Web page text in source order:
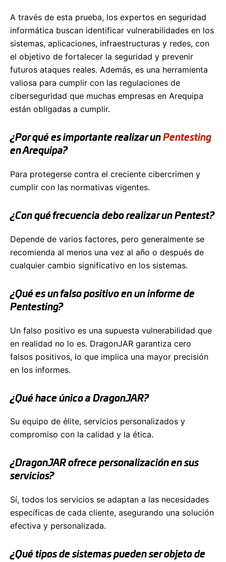
A través de esta prueba, los expertos en seguridad
informática buscan identificar vulnerabilidades en los
sistemas, aplicaciones, infraestructuras y redes, con
el objetivo de fortalecer la seguridad y prevenir
futuros ataques reales. Además, es una herramienta
valiosa para cumplir con las regulaciones de
ciberseguridad que muchas empresas en Arequipa
están obligadas a cumplir.
¿Por qué es importante realizar un Pentesting
en Arequipa?
Para protegerse contra el creciente cibercrimen y
cumplir con las normativas vigentes.
¿Con qué frecuencia debo realizar un Pentest?
Depende de varios factores, pero generalmente se
recomienda al menos una vez al año o después de
cualquier cambio significativo en los sistemas.
¿Qué es un falso positivo en un informe de
Pentesting?
Un falso positivo es una supuesta vulnerabilidad que
en realidad no lo es. DragonJAR garantiza cero
falsos positivos, lo que implica una mayor precisión
en los informes.
¿Qué hace único a DragonJAR?
Su equipo de élite, servicios personalizados y
compromiso con la calidad y la ética.
¿DragonJAR ofrece personalización en sus
servicios?
Sí, todos los servicios se adaptan a las necesidades
específicas de cada cliente, asegurando una solución
efectiva y personalizada.
¿Qué tipos de sistemas pueden ser objeto de